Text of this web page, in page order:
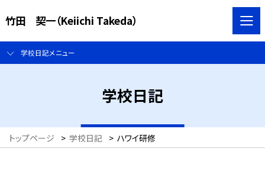
竹田 契一（Keiichi Takeda）
学校日記メニュー
学校日記
トップページ > 学校日記 > ハワイ研修